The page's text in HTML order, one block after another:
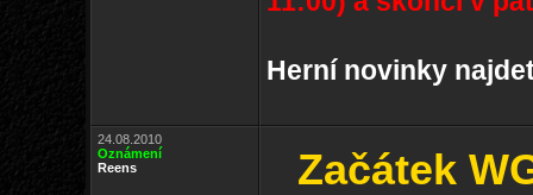
Herní novinky
24.08.2010
Oznámení
Reens
Začátek